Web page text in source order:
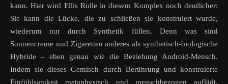
kann. Hier wird Ellis Rolle in diesem Komplex noch deutlicher:
Sie kann die Lücke, die zu schließen sie konstruiert wurde,
wiederum nur durch Synthetik füllen. Denn was sind
Sonnencreme und Zigaretten anderes als synthetisch-biologische
Hybride – eben genau wie die Beziehung Android-Mensch.
Indem sie dieses Gemisch durch Berührung und konstruierte
Einfühlsamkeit metaphysisch und menschbezogen auflädt,